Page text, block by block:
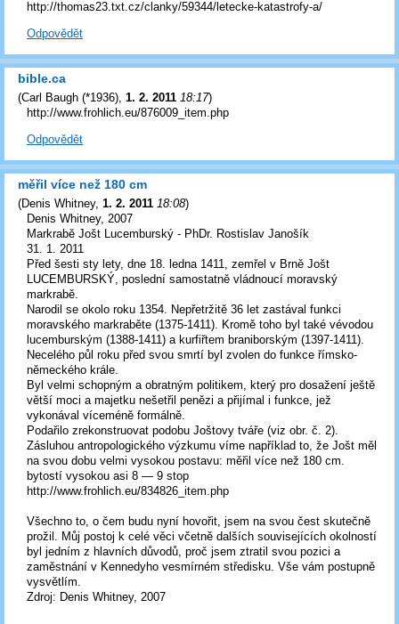
http://thomas23.txt.cz/clanky/59344/letecke-katastrofy-a/
Odpovědět
bible.ca
(Carl Baugh (*1936), 1. 2. 2011 18:17)
http://www.frohlich.eu/876009_item.php
Odpovědět
měřil více než 180 cm
(Denis Whitney, 1. 2. 2011 18:08)
Denis Whitney, 2007
Markrabě Jošt Lucemburský - PhDr. Rostislav Janošík
31. 1. 2011
Před šesti sty lety, dne 18. ledna 1411, zemřel v Brně Jošt
LUCEMBURSKÝ, poslední samostatně vládnoucí moravský
markrabě.
Narodil se okolo roku 1354. Nepřetržitě 36 let zastával funkci
moravského markraběte (1375-1411). Kromě toho byl také vévodou
lucemburským (1388-1411) a kurfiřtem braniborským (1397-1411).
Necelého půl roku před svou smrtí byl zvolen do funkce římsko-
německého krále.
Byl velmi schopným a obratným politikem, který pro dosažení ještě
větší moci a majetku nešetřil penězi a přijímal i funkce, jež
vykonával víceméně formálně.
Podařilo zrekonstruovat podobu Joštovy tváře (viz obr. č. 2).
Zásluhou antropologického výzkumu víme například to, že Jošt měl
na svou dobu velmi vysokou postavu: měřil více než 180 cm.
bytostí vysokou asi 8 — 9 stop
http://www.frohlich.eu/834826_item.php
Všechno to, o čem budu nyní hovořit, jsem na svou čest skutečně
prožil. Můj postoj k celé věci včetně dalších souvisejících okolností
byl jedním z hlavních důvodů, proč jsem ztratil svou pozici a
zaměstnání v Kennedyho vesmírném středisku. Vše vám postupně
vysvětlím.
Zdroj: Denis Whitney, 2007